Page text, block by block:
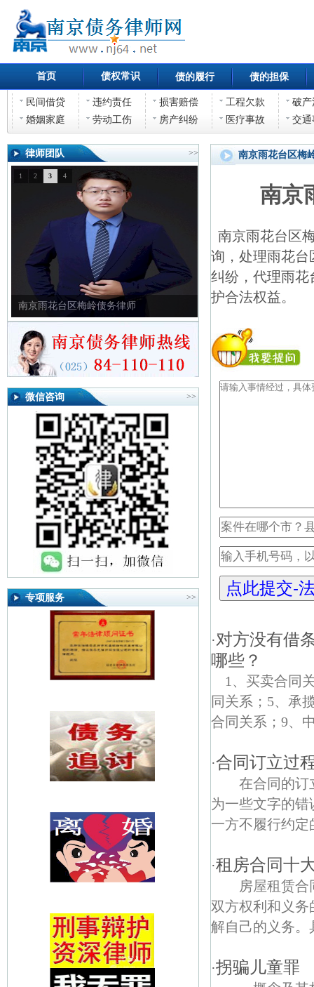
首页 债权常识 债的履行 债的担保
民间借贷 违约责任 损害赔偿 工程欠款
破产
婚姻家庭
劳动工伤 房产纠纷 医疗事故 交通
律师团队 >>
南京雨花台区梅岭债权债务律师
1 2 3 4
微信咨询 >>
专项服务 >>
南京雨花台区梅
南京
南京雨花台区
询，处理雨花台
纠纷，代理雨花
护合法权益。
·对方没有借
哪些？
1、买卖合同
同关系；5、承
合同关系；9、
·合同订立过
在合同的订
为一些文字的
一方不履行约
·租房合同十
房屋租赁合
双方权利和义
解自己的义务。
·拐骗儿童罪